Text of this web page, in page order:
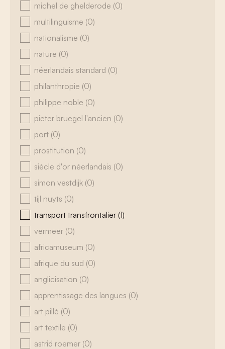
michel de ghelderode (0)
multilinguisme (0)
nationalisme (0)
nature (0)
néerlandais standard (0)
philanthropie (0)
philippe noble (0)
pieter bruegel l'ancien (0)
port (0)
prostitution (0)
siècle d'or néerlandais (0)
simon vestdijk (0)
tijl nuyts (0)
transport transfrontalier (1)
vermeer (0)
africamuseum (0)
afrique du sud (0)
anglicisation (0)
apprentissage des langues (0)
art pillé (0)
art textile (0)
astrid roemer (0)